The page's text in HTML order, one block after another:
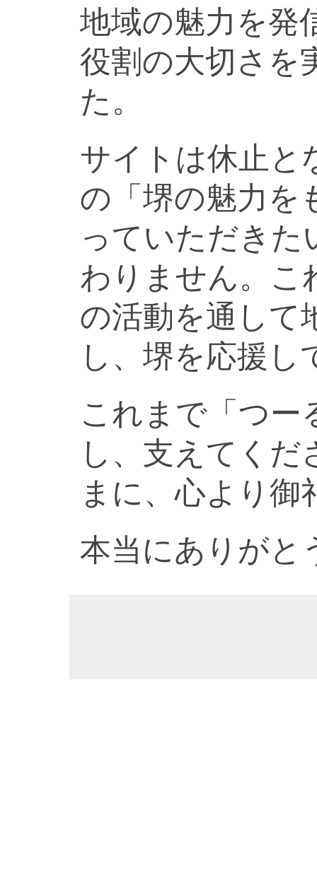
地域の魅力を発
役割の大切さを
た。
サイトは休止と
の「堺の魅力を
っていただきた
わりません。こ
の活動を通して
し、堺を応援し
これまで「つー
し、支えてく
まに、心より御
本当にありがと